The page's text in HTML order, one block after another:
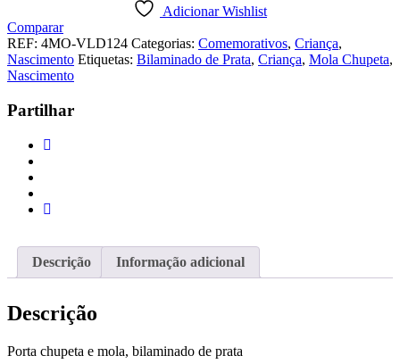
Adicionar Wishlist
Comparar
REF: 4MO-VLD124 Categorias: Comemorativos, Criança,
Nascimento Etiquetas: Bilaminado de Prata, Criança, Mola Chupeta,
Nascimento
Partilhar
Descrição Informação adicional
Descrição
Porta chupeta e mola, bilaminado de prata